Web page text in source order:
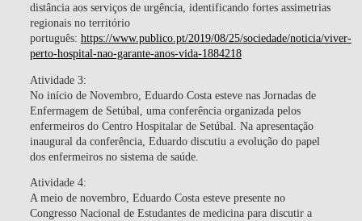
distância aos serviços de urgência, identificando fortes assimetrias
regionais no território
português: https://www.publico.pt/2019/08/25/sociedade/noticia/viver-
perto-hospital-nao-garante-anos-vida-1884218
Atividade 3:
No início de Novembro, Eduardo Costa esteve nas Jornadas de
Enfermagem de Setúbal, uma conferência organizada pelos
enfermeiros do Centro Hospitalar de Setúbal. Na apresentação
inaugural da conferência, Eduardo discutiu a evolução do papel
dos enfermeiros no sistema de saúde.
Atividade 4:
A meio de novembro, Eduardo Costa esteve presente no
Congresso Nacional de Estudantes de medicina para discutir a